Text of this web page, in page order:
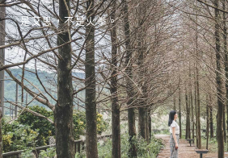
是艾思，不是火拳。